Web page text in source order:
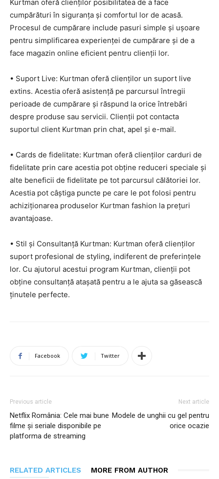
Kurtman oferă clienților posibilitatea de a face
cumpărături în siguranța și comfortul lor de acasă.
Procesul de cumpărare include pasuri simple și ușoare
pentru simplificarea experienței de cumpărare și de a
face magazin online eficient pentru clienții lor.
• Suport Live: Kurtman oferă clienților un suport live
extins. Acestia oferă asistență pe parcursul întregii
perioade de cumpărare și răspund la orice întrebări
despre produse sau servicii. Clienții pot contacta
suportul client Kurtman prin chat, apel și e-mail.
• Cards de fidelitate: Kurtman oferă clienților carduri de
fidelitate prin care acestia pot obține reduceri speciale și
alte beneficii de fidelitate pe tot parcursul călătoriei lor.
Acestia pot câștiga puncte pe care le pot folosi pentru
achiziționarea produselor Kurtman fashion la prețuri
avantajoase.
• Stil și Consultanță Kurtman: Kurtman oferă clienților
suport profesional de styling, indiferent de preferințele
lor. Cu ajutorul acestui program Kurtman, clienții pot
obține consultanță atașată pentru a le ajuta sa găsească
ținutele perfecte.
Facebook Twitter
Previous article
Netflix România: Cele mai bune
filme și seriale disponibile pe
platforma de streaming
Next article
Modele de unghii cu gel pentru
orice ocazie
RELATED ARTICLES MORE FROM AUTHOR